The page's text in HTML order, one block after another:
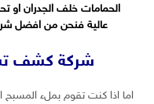
الحمامات خلف الجدران او
عالية فنحن من افضل
شركة كشف
اما اذا كنت تقوم بملء